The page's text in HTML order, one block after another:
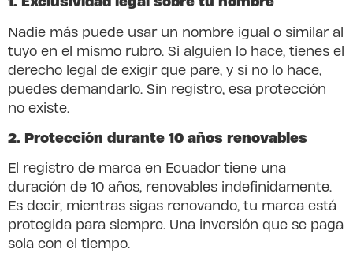
Nadie más puede usar un nombre igual o similar al
tuyo en el mismo rubro. Si alguien lo hace, tienes el
derecho legal de exigir que pare, y si no lo hace,
puedes demandarlo. Sin registro, esa protección
no existe.
2. Protección durante 10 años renovables
El registro de marca en Ecuador tiene una
duración de 10 años, renovables indefinidamente.
Es decir, mientras sigas renovando, tu marca está
protegida para siempre. Una inversión que se paga
sola con el tiempo.